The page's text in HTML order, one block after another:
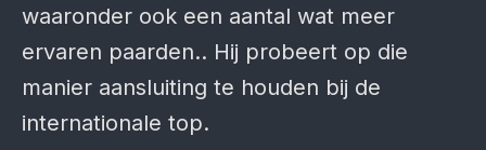
waaronder ook een aantal wat meer
ervaren paarden.. Hij probeert op die
manier aansluiting te houden bij de
internationale top.